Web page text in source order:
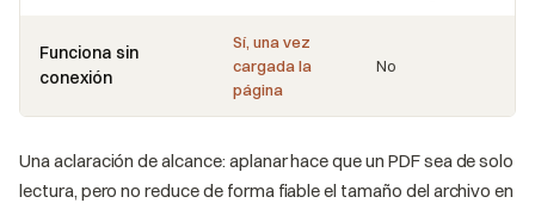
Funciona sin
conexión
Sí, una vez
cargada la
página
No
Una aclaración de alcance: aplanar hace que un PDF sea de solo
lectura, pero no reduce de forma fiable el tamaño del archivo en